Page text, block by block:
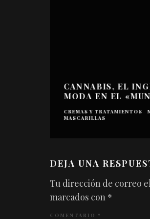
CANNABIS, EL
MODA EN EL
CREMAS Y TRATAMIENTOS
MASCARILLAS
DEJA UNA
Tu dirección de correo
marcados con *
COMENTARIO *